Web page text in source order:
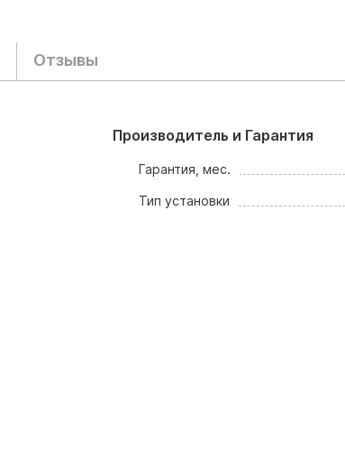
Отзывы
Производитель и Гарантия
Гарантия, мес.
Тип установки